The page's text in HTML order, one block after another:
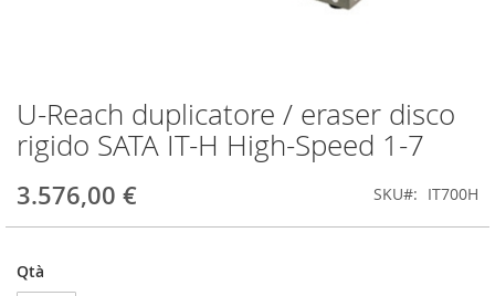
U-Reach duplicatore / eraser disco
rigido SATA IT-H High-Speed 1-7
3.576,00 € SKU IT700H
Qtà
Vai
all'inizio
della
di